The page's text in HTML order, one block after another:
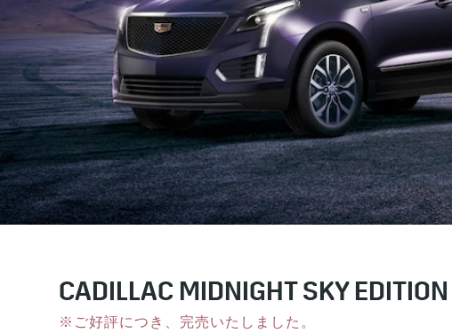
CADILLAC MIDNIGHT SKY EDITION
※ご好評につき、完売いたしました。